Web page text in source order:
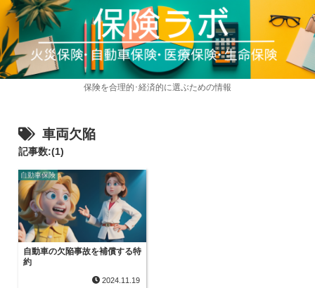
保険を合理的･経済的に選ぶための情報
車両欠陥
記事数:(1)
自動車保険
自動車の欠陥事故を補償する特
約
2024.11.19